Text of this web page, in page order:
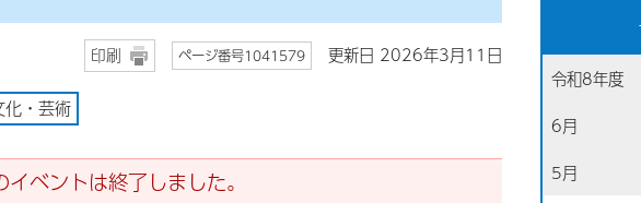
印刷 ページ番号1041579 更新日 2026年3月11日
化・芸術
イベントは終了しました。
令和8年度
6月
5月